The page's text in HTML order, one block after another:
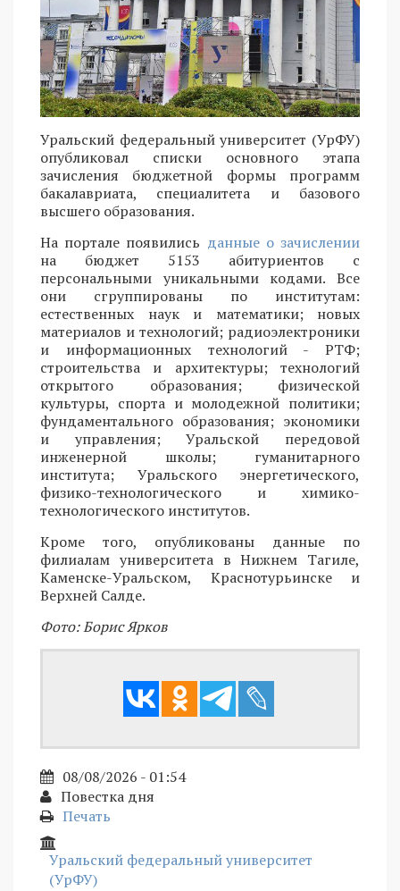
Уральский федеральный университет (УрФУ)
опубликовал списки основного этапа
зачисления бюджетной формы программ
бакалавриата, специалитета и базового
высшего образования.
На портале появились данные о зачислении
на бюджет 5153 абитуриентов с
персональными уникальными кодами. Все
они сгруппированы по институтам:
естественных наук и математики; новых
материалов и технологий; радиоэлектроники
и информационных технологий - РТФ;
строительства и архитектуры; технологий
открытого образования; физической
культуры, спорта и молодежной политики;
фундаментального образования; экономики
и управления; Уральской передовой
инженерной школы; гуманитарного
института; Уральского энергетического,
физико-технологического и химико-
технологического институтов.
Кроме того, опубликованы данные по
филиалам университета в Нижнем Тагиле,
Каменске-Уральском, Краснотурьинске и
Верхней Салде.
Фото: Борис Ярков
08/08/2026 - 01:54
Повестка дня
Печать
Уральский федеральный университет
(УрФУ)